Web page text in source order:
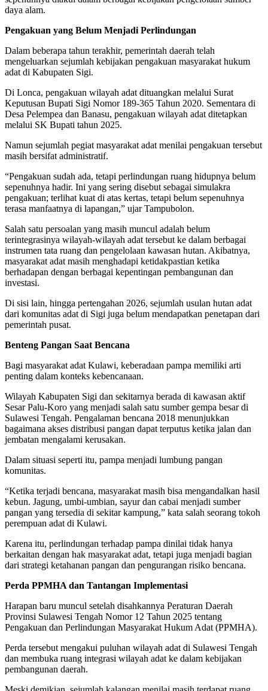
daya alam.
Pengakuan yang Belum Menjadi Perlindungan
Dalam beberapa tahun terakhir, pemerintah daerah telah
mengeluarkan sejumlah kebijakan pengakuan masyarakat hukum
adat di Kabupaten Sigi.
Di Lonca, pengakuan wilayah adat dituangkan melalui Surat
Keputusan Bupati Sigi Nomor 189-365 Tahun 2020. Sementara di
Desa Pelempea dan Banasu, pengakuan wilayah adat ditetapkan
melalui SK Bupati tahun 2025.
Namun sejumlah pegiat masyarakat adat menilai pengakuan tersebut
masih bersifat administratif.
“Pengakuan sudah ada, tetapi perlindungan ruang hidupnya belum
sepenuhnya hadir. Ini yang sering disebut sebagai simulakra
pengakuan; terlihat kuat di atas kertas, tetapi belum sepenuhnya
terasa manfaatnya di lapangan,” ujar Tampubolon.
Salah satu persoalan yang masih muncul adalah belum
terintegrasinya wilayah-wilayah adat tersebut ke dalam berbagai
instrumen tata ruang dan pengelolaan kawasan hutan. Akibatnya,
masyarakat adat masih menghadapi ketidakpastian ketika
berhadapan dengan berbagai kepentingan pembangunan dan
investasi.
Di sisi lain, hingga pertengahan 2026, sejumlah usulan hutan adat
dari komunitas adat di Sigi juga belum mendapatkan penetapan dari
pemerintah pusat.
Benteng Pangan Saat Bencana
Bagi masyarakat adat Kulawi, keberadaan pampa memiliki arti
penting dalam konteks kebencanaan.
Wilayah Kabupaten Sigi dan sekitarnya berada di kawasan aktif
Sesar Palu-Koro yang menjadi salah satu sumber gempa besar di
Sulawesi Tengah. Pengalaman bencana 2018 menunjukkan
bagaimana akses distribusi pangan dapat terputus ketika jalan dan
jembatan mengalami kerusakan.
Dalam situasi seperti itu, pampa menjadi lumbung pangan
komunitas.
“Ketika terjadi bencana, masyarakat masih bisa mengandalkan hasil
kebun. Jagung, umbi-umbian, sayur dan cabai menjadi sumber
pangan yang tersedia di sekitar kampung,” kata salah seorang tokoh
perempuan adat di Kulawi.
Karena itu, perlindungan terhadap pampa dinilai tidak hanya
berkaitan dengan hak masyarakat adat, tetapi juga menjadi bagian
dari strategi ketahanan pangan dan pengurangan risiko bencana.
Perda PPMHA dan Tantangan Implementasi
Harapan baru muncul setelah disahkannya Peraturan Daerah
Provinsi Sulawesi Tengah Nomor 12 Tahun 2025 tentang
Pengakuan dan Perlindungan Masyarakat Hukum Adat (PPMHA).
Perda tersebut mengakui puluhan wilayah adat di Sulawesi Tengah
dan membuka ruang integrasi wilayah adat ke dalam kebijakan
pembangunan daerah.